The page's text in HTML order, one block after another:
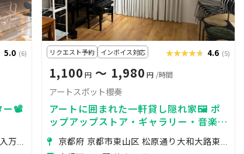
5.0 (6)
ー📽️
リクエスト予約 インボイス対応 ★★★★★
★★★★★ 4.6 (5)
1,100 円〜 1,980 円 /時間
アートスポット櫻奏
アートに囲まれた一軒貸し隠れ家🖼 ポ
ップアップストア・ギャラリー・音楽ス
タジオとして利用可能